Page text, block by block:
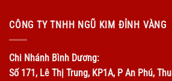
CÔNG TY TNHH NGŨ KIM ĐỈNH VÀNG
Chi Nhánh Bình Dương:
Số 171, Lê Thị Trung, KP1A, P An Phú,